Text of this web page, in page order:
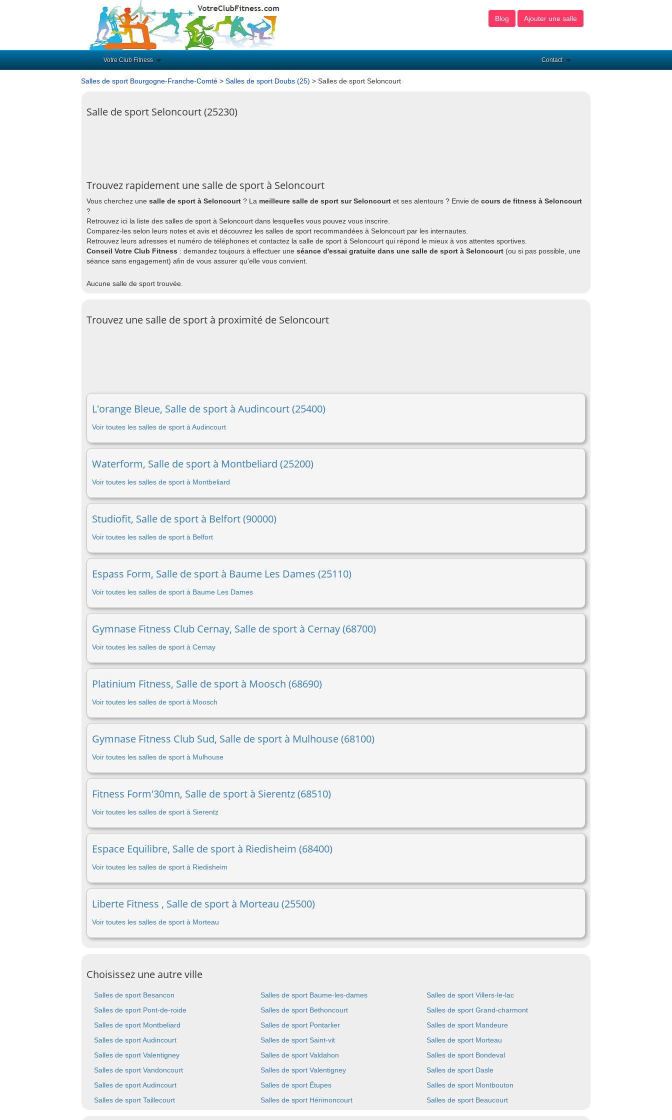
Blog Ajouter une salle
Votre Club Fitness Contact
Salles de sport Bourgogne-Franche-Comté > Salles de sport Doubs (25) > Salles de sport Seloncourt
Salle de sport Seloncourt (25230)
Trouvez rapidement une salle de sport à Seloncourt
Vous cherchez une salle de sport à Seloncourt ? La meilleure salle de sport sur Seloncourt et ses alentours ? Envie de cours de fitness à Seloncourt
?
Retrouvez ici la liste des salles de sport à Seloncourt dans lesquelles vous pouvez vous inscrire.
Comparez-les selon leurs notes et avis et découvrez les salles de sport recommandées à Seloncourt par les internautes.
Retrouvez leurs adresses et numéro de téléphones et contactez la salle de sport à Seloncourt qui répond le mieux à vos attentes sportives.
Conseil Votre Club Fitness : demandez toujours à effectuer une séance d'essai gratuite dans une salle de sport à Seloncourt (ou si pas possible, une
séance sans engagement) afin de vous assurer qu'elle vous convient.
Aucune salle de sport trouvée.
Trouvez une salle de sport à proximité de Seloncourt
L'orange Bleue, Salle de sport à Audincourt (25400)
Voir toutes les salles de sport à Audincourt
Waterform, Salle de sport à Montbeliard (25200)
Voir toutes les salles de sport à Montbeliard
Studiofit, Salle de sport à Belfort (90000)
Voir toutes les salles de sport à Belfort
Espass Form, Salle de sport à Baume Les Dames (25110)
Voir toutes les salles de sport à Baume Les Dames
Gymnase Fitness Club Cernay, Salle de sport à Cernay (68700)
Voir toutes les salles de sport à Cernay
Platinium Fitness, Salle de sport à Moosch (68690)
Voir toutes les salles de sport à Moosch
Gymnase Fitness Club Sud, Salle de sport à Mulhouse (68100)
Voir toutes les salles de sport à Mulhouse
Fitness Form'30mn, Salle de sport à Sierentz (68510)
Voir toutes les salles de sport à Sierentz
Espace Equilibre, Salle de sport à Riedisheim (68400)
Voir toutes les salles de sport à Riedisheim
Liberte Fitness , Salle de sport à Morteau (25500)
Voir toutes les salles de sport à Morteau
Choisissez une autre ville
Salles de sport Besancon Salles de sport Baume-les-dames
Salles de sport Villers-le-lac
Salles de sport Pont-de-roide
Salles de sport Bethoncourt
Salles de sport Grand-charmont
Salles de sport Montbeliard
Salles de sport Pontarlier
Salles de sport Mandeure
Salles de sport Audincourt
Salles de sport Saint-vit
Salles de sport Morteau
Salles de sport Valentigney
Salles de sport Valdahon
Salles de sport Bondeval
Salles de sport Vandoncourt
Salles de sport Valentigney
Salles de sport Dasle
Salles de sport Audincourt
Salles de sport Étupes
Salles de sport Montbouton
Salles de sport Taillecourt
Salles de sport Hérimoncourt Salles de sport Beaucourt